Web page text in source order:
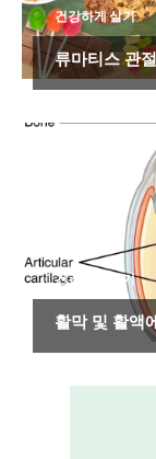
건강하게 살기
류마티스 관
건강하게 살기
활막 및 활액